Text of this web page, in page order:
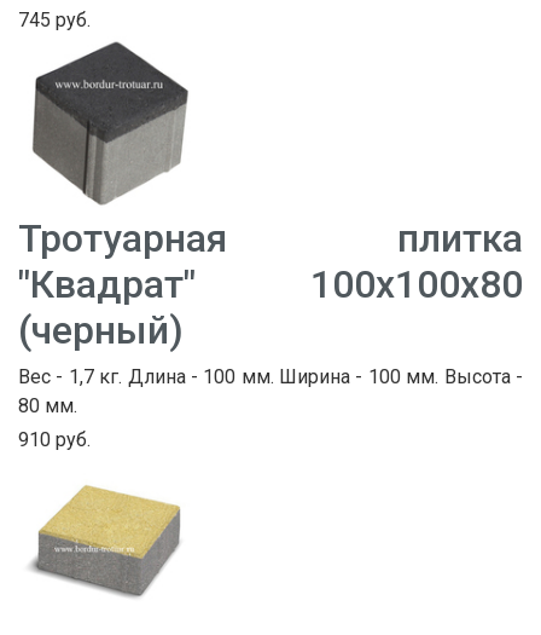
745 руб.
Тротуарная плитка
"Квадрат" 100х100х80
(черный)
Вес - 1,7 кг. Длина - 100 мм. Ширина - 100 мм. Высота -
80 мм.
910 руб.